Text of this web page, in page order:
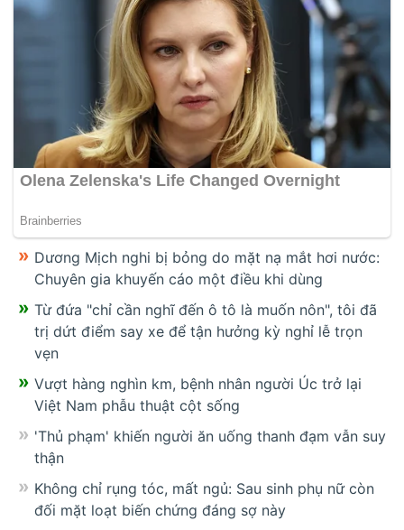
Dương Mịch nghi bị bỏng do mặt nạ mắt hơi nước:
Chuyên gia khuyến cáo một điều khi dùng
Từ đứa "chỉ cần nghĩ đến ô tô là muốn nôn", tôi đã
trị dứt điểm say xe để tận hưởng kỳ nghỉ lễ trọn
vẹn
Vượt hàng nghìn km, bệnh nhân người Úc trở lại
Việt Nam phẫu thuật cột sống
'Thủ phạm' khiến người ăn uống thanh đạm vẫn suy
thận
Không chỉ rụng tóc, mất ngủ: Sau sinh phụ nữ còn
đối mặt loạt biến chứng đáng sợ này